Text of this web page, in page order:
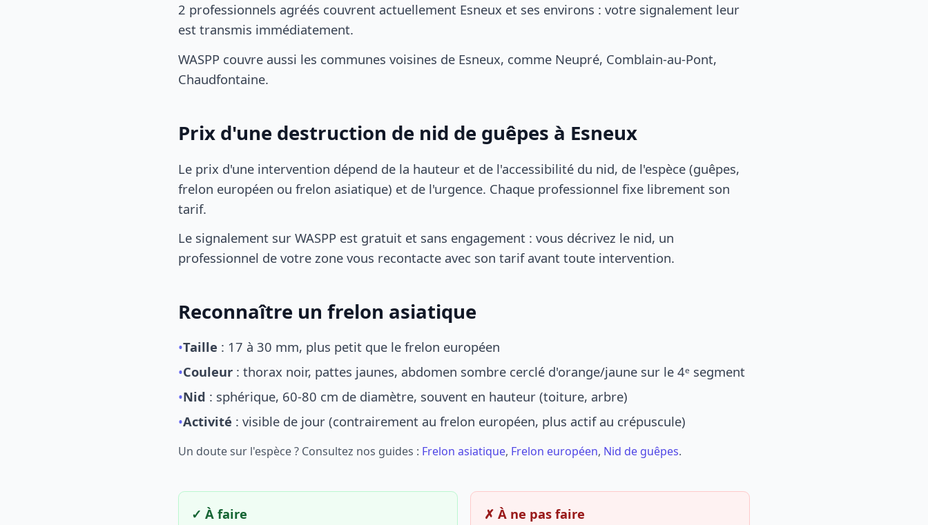
2 professionnels agréés couvrent actuellement Esneux et ses environs : votre signalement leur
est transmis immédiatement.
WASPP couvre aussi les communes voisines de Esneux, comme Neupré, Comblain-au-Pont,
Chaudfontaine.
Prix d'une destruction de nid de guêpes à Esneux
Le prix d'une intervention dépend de la hauteur et de l'accessibilité du nid, de l'espèce (guêpes,
frelon européen ou frelon asiatique) et de l'urgence. Chaque professionnel fixe librement son
tarif.
Le signalement sur WASPP est gratuit et sans engagement : vous décrivez le nid, un
professionnel de votre zone vous recontacte avec son tarif avant toute intervention.
Reconnaître un frelon asiatique
•Taille : 17 à 30 mm, plus petit que le frelon européen
•Couleur : thorax noir, pattes jaunes, abdomen sombre cerclé d'orange/jaune sur le 4ᵉ segment
•Nid : sphérique, 60-80 cm de diamètre, souvent en hauteur (toiture, arbre)
•Activité : visible de jour (contrairement au frelon européen, plus actif au crépuscule)
Un doute sur l'espèce ? Consultez nos guides : Frelon asiatique, Frelon européen, Nid de guêpes.
✓ À faire ✗ À ne pas faire